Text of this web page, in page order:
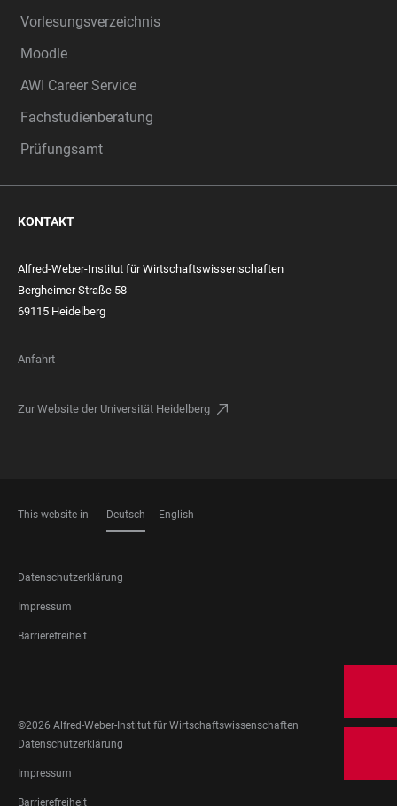
Vorlesungsverzeichnis
Moodle
AWI Career Service
Fachstudienberatung
Prüfungsamt
KONTAKT
Alfred-Weber-Institut für Wirtschaftswissenschaften
Bergheimer Straße 58
69115 Heidelberg
Anfahrt
Zur Website der Universität Heidelberg
This website in Deutsch English
FOOTER
LEGAL
Datenschutzerklärung
Impressum
Barrierefreiheit
MEDIA
©2026 Alfred-Weber-Institut für Wirtschaftswissenschaften
FOOTER
LEGAL
Datenschutzerklärung
Impressum
Barrierefreiheit